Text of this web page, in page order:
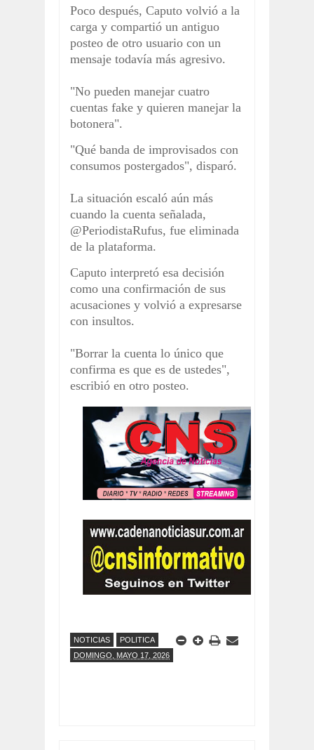
Poco después, Caputo volvió a la
carga y compartió un antiguo
posteo de otro usuario con un
mensaje todavía más agresivo.
"No pueden manejar cuatro
cuentas fake y quieren manejar la
botonera".
"Qué banda de improvisados con
consumos postergados", disparó.
La situación escaló aún más
cuando la cuenta señalada,
@PeriodistaRufus, fue eliminada
de la plataforma.
Caputo interpretó esa decisión
como una confirmación de sus
acusaciones y volvió a expresarse
con insultos.
"Borrar la cuenta lo único que
confirma es que es de ustedes",
escribió en otro posteo.
NOTICIAS
POLITICA
DOMINGO, MAYO 17, 2026